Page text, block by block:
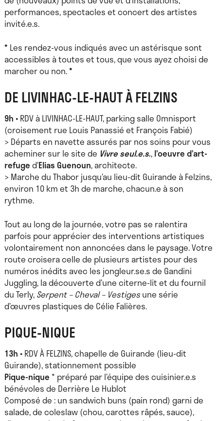
performances, spectacles et concert des artistes
invité.e.s.
* Les rendez-vous indiqués avec un astérisque sont
accessibles à toutes et tous, que vous ayez choisi de
marcher ou non.*
DE LIVINHAC-LE-HAUT À FELZINS
9h • RDV à LIVINHAC-LE-HAUT, parking salle Omnisport
(croisement rue Louis Panassié et François Fabié)
> Départs en navette assurés par nos soins pour vous
acheminer sur le site de Vivre seul.e.s.,l’oeuvre d’art-
refuged’Elias Guenoun, architecte.
> Marche du Thabor jusqu’au lieu-dit Guirande à Felzins,
environ 10 km et 3h de marche, chacun.e à son
rythme.
Tout au long de la journée, votre pas se ralentira
parfois pour apprécier des interventions artistiques
volontairement non annoncées dans le paysage. Votre
route croisera celle de plusieurs artistes pour des
numéros inédits avec les jongleur.se.s de Gandini
Juggling, la découverte d’une citerne-lit et du fournil
du Terly,Serpent – Cheval – Vestigesune série
d’œuvres plastiques de Célie Falières.
PIQUE-NIQUE
13h • RDV À FELZINS, chapelle de Guirande (lieu-dit
Guirande), stationnement possible
Pique-nique* préparé par l’équipe des cuisinier.e.s
bénévoles de Derrière Le Hublot
Composé de : un sandwich buns (pain rond) garni de
salade, de coleslaw (chou, carottes râpés, sauce),